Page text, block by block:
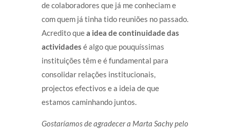
de colaboradores que já me conheciam e
com quem já tinha tido reuniões no passado.
Acredito quea idea de continuidade das
actividades é algo que pouquíssimas
instituições têm e é fundamental para
consolidar relações institucionais,
projectos efectivos e a ideia de que
estamos caminhando juntos.
Gostaríamos de agradecer a Marta Sachy pelo